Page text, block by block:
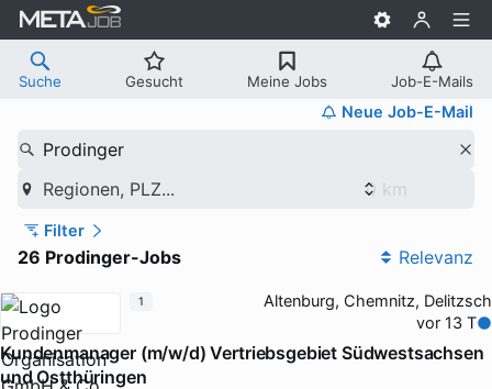
Suche Gesucht Meine Jobs Job-E-Mails
Neue Job-E-Mail
Prodinger
Regionen, PLZ...
Filter
26 Prodinger-Jobs Relevanz
Altenburg, Chemnitz, Delitzsch
vor 13 T
Kundenmanager (m/w/d) Vertriebsgebiet Südwestsachsen
und Ostthüringen
1